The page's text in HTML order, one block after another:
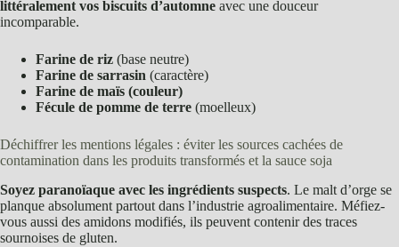
littéralement vos biscuits d’automne avec une douceur
incomparable.
Farine de riz (base neutre)
Farine de sarrasin (caractère)
Farine de maïs (couleur)
Fécule de pomme de terre (moelleux)
Déchiffrer les mentions légales : éviter les sources cachées de
contamination dans les produits transformés et la sauce soja
Soyez paranoïaque avec les ingrédients suspects. Le malt d’orge se
planque absolument partout dans l’industrie agroalimentaire. Méfiez-
vous aussi des amidons modifiés, ils peuvent contenir des traces
sournoises de gluten.